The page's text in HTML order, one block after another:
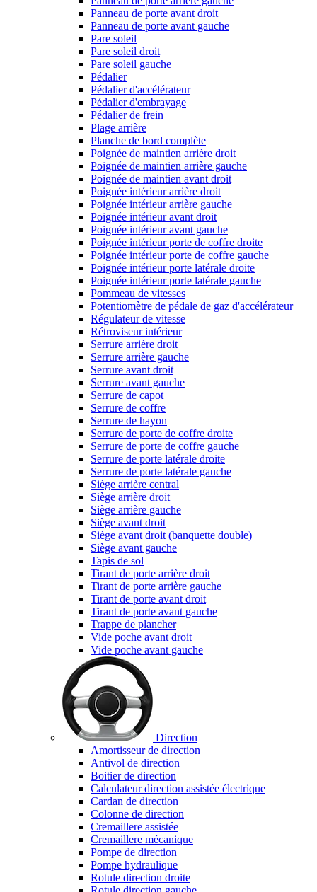
Panneau de porte avant droit
Panneau de porte avant gauche
Pare soleil
Pare soleil droit
Pare soleil gauche
Pédalier
Pédalier d'accélérateur
Pédalier d'embrayage
Pédalier de frein
Plage arrière
Planche de bord complète
Poignée de maintien arrière droit
Poignée de maintien arrière gauche
Poignée de maintien avant droit
Poignée intérieur arrière droit
Poignée intérieur arrière gauche
Poignée intérieur avant droit
Poignée intérieur avant gauche
Poignée intérieur porte de coffre droite
Poignée intérieur porte de coffre gauche
Poignée intérieur porte latérale droite
Poignée intérieur porte latérale gauche
Pommeau de vitesses
Potentiomètre de pédale de gaz d'accélérateur
Régulateur de vitesse
Rétroviseur intérieur
Serrure arrière droit
Serrure arrière gauche
Serrure avant droit
Serrure avant gauche
Serrure de capot
Serrure de coffre
Serrure de hayon
Serrure de porte de coffre droite
Serrure de porte de coffre gauche
Serrure de porte latérale droite
Serrure de porte latérale gauche
Siège arrière central
Siège arrière droit
Siège arrière gauche
Siège avant droit
Siège avant droit (banquette double)
Siège avant gauche
Tapis de sol
Tirant de porte arrière droit
Tirant de porte arrière gauche
Tirant de porte avant droit
Tirant de porte avant gauche
Trappe de plancher
Vide poche avant droit
Vide poche avant gauche
Direction
Amortisseur de direction
Antivol de direction
Boitier de direction
Calculateur direction assistée électrique
Cardan de direction
Colonne de direction
Cremaillere assistée
Cremaillere mécanique
Pompe de direction
Pompe hydraulique
Rotule direction droite